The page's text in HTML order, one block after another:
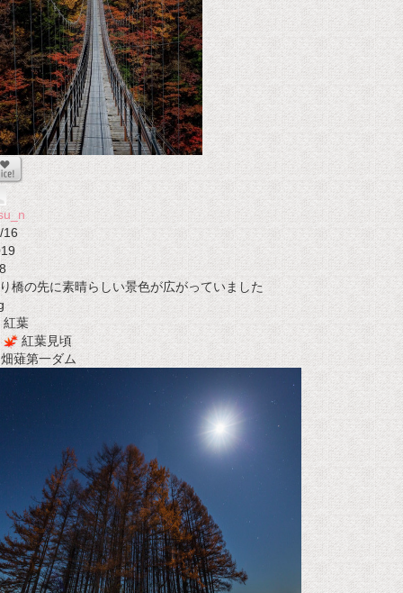
16
8
橋の先に素晴らしい景色が広がっていました
紅葉
紅葉見頃
薙第一ダム